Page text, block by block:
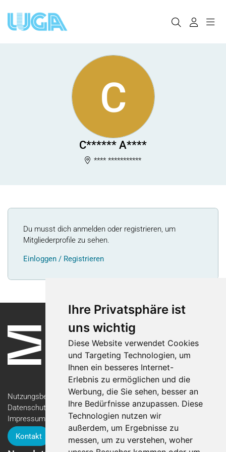
Ihre Privatsphäre ist
uns wichtig
Diese Website verwendet Cookies
und Targeting Technologien, um
Ihnen ein besseres Internet-
Erlebnis zu ermöglichen und die
Werbung, die Sie sehen, besser an
Ihre Bedürfnisse anzupassen. Diese
Technologien nutzen wir
außerdem, um Ergebnisse zu
messen, um zu verstehen, woher
C
C****** A****
**** ***********
Du musst dich anmelden oder registrieren, um
Mitgliederprofile zu sehen.
Einloggen / Registrieren
Nutzungsbedingungen
Datenschutzerklärung
Impressum
Kontakt